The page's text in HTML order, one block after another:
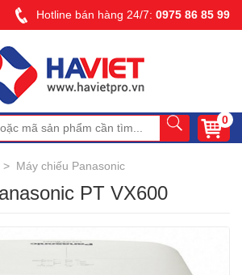
Hotline bán hàng 24/7: 0975 86 85 99
0
Máy chiếu Panasonic
PT VX600